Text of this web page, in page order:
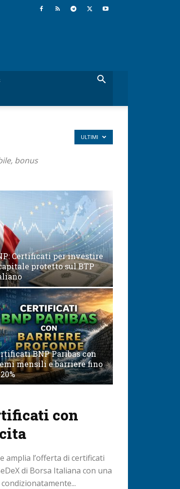
bonus
ULTIMI
Certificati per investire
protetto sul BTP
BNP Paribas con
mensili e barriere fino
con
amplia l’offerta di certificati
di Borsa Italiana con una